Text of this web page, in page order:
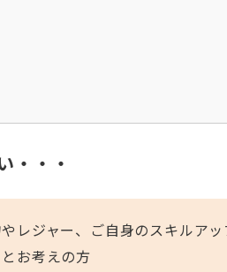
・・・
レジャー、ご自身のスキルア
お考えの方